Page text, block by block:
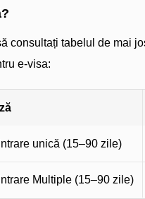
consultați tabelul de mai
e-visa:
unică (15–90 zile)
Multiple (15–90 zile)